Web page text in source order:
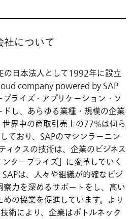
社について
の日本法人として1992年に設立
company powered by SAP
ライズ・アプリケーション・ソ
し、あらゆる業種・規模の企業
界中の商取引売上の77%は何ら
ており、SAPのマシンラーニン
ィクスの技術は、企業のビジネス
タープライズ」に変革していく
は、人々や組織が的確なビジ
力を深めるサポートをし、高い
の協業を促進しています。より
術により、企業はボトルネック